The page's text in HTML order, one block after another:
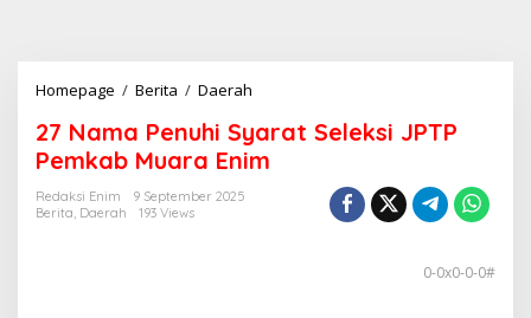
Homepage / Berita / Daerah
N
a
m
27 Nama Penuhi Syarat Seleksi JPTP
Pemkab Muara Enim
Redaksi Enim
9 September 2025
Berita, Daerah 193 Views
0-0x0-0-0#